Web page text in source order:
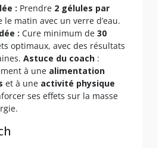
: Prendre 2 gélules par
le matin avec un verre d’eau.
: Cure minimum de 30
optimaux, avec des résultats
Astuce du coach :
à une alimentation
et à une activité physique
ses effets sur la masse